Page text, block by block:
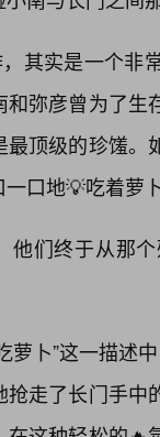
，其实是一个
弥彦曾为了
顶级的珍馐
口地💡吃着萝
他们终于从那
萝卜”这一描述
走了长门手